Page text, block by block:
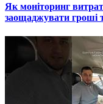
Як моніторинг
заощаджувати гроші